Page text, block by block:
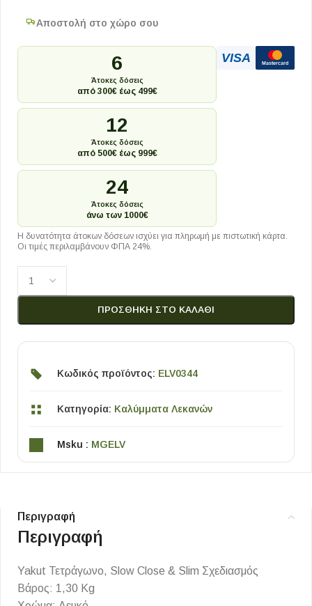
Αποστολή στο χώρο σου
6
Άτοκες δόσεις
από 300€ έως 499€
12
Άτοκες δόσεις
από 500€ έως 999€
24
Άτοκες δόσεις
άνω των 1000€
VISA Mastercard
Η δυνατότητα άτοκων δόσεων ισχύει για πληρωμή με πιστωτική κάρτα.
Οι τιμές περιλαμβάνουν ΦΠΑ 24%.
ΠΡΟΣΘΉΚΗ ΣΤΟ ΚΑΛΆΘΙ
Κωδικός προϊόντος: ELV0344
Κατηγορία: Καλύμματα Λεκανών
Msku : MGELV
Περιγραφή
Περιγραφή
Yakut Τετράγωνο, Slow Close & Slim Σχεδιασμός
Βάρος: 1,30 Kg